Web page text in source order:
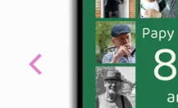
Previous